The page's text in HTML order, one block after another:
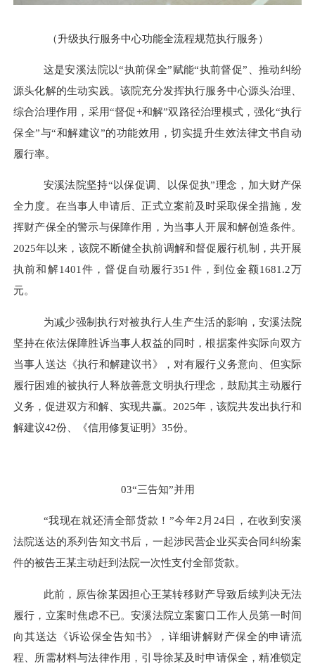
（升级执行服务中心功能全流程规范执行服务）
这是安溪法院以“执前保全”赋能“执前督促”、推动纠纷
源头化解的生动实践。该院充分发挥执行服务中心源头治理、
综合治理作用，采用“督促+和解”双路径治理模式，强化“执行
保全”与“和解建议”的功能效用，切实提升生效法律文书自动
履行率。
安溪法院坚持“以保促调、以保促执”理念，加大财产保
全力度。在当事人申请后、正式立案前及时采取保全措施，发
挥财产保全的警示与保障作用，为当事人开展和解创造条件。
2025年以来，该院不断健全执前调解和督促履行机制，共开展
执前和解1401件，督促自动履行351件，到位金额1681.2万
元。
为减少强制执行对被执行人生产生活的影响，安溪法院
坚持在依法保障胜诉当事人权益的同时，根据案件实际向双方
当事人送达《执行和解建议书》，对有履行义务意向、但实际
履行困难的被执行人释放善意文明执行理念，鼓励其主动履行
义务，促进双方和解、实现共赢。 2025年，该院共发出执行和
解建议42份、《信用修复证明》35份。
03“三告知”并用
“我现在就还清全部货款！”今年2月24日，在收到安溪
法院送达的系列告知文书后，一起涉民营企业买卖合同纠纷案
件的被告王某主动赶到法院一次性支付全部货款。
此前，原告徐某因担心王某转移财产导致后续判决无法
履行，立案时焦虑不已。安溪法院立案窗口工作人员第一时间
向其送达《诉讼保全告知书》，详细讲解财产保全的申请流
程、所需材料与法律作用，引导徐某及时申请保全，精准锁定